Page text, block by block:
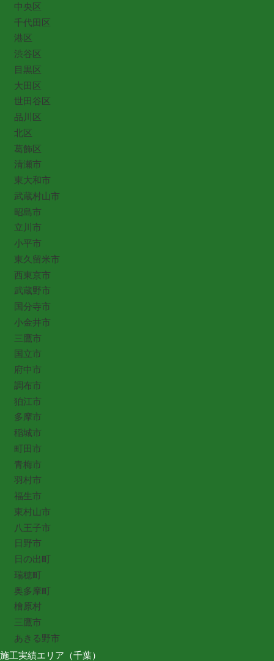
中央区
千代田区
港区
渋谷区
目黒区
大田区
世田谷区
品川区
北区
葛飾区
清瀬市
東大和市
武蔵村山市
昭島市
立川市
小平市
東久留米市
西東京市
武蔵野市
国分寺市
小金井市
三鷹市
国立市
府中市
調布市
狛江市
多摩市
稲城市
町田市
青梅市
羽村市
福生市
東村山市
八王子市
日野市
日の出町
瑞穂町
奥多摩町
檜原村
三鷹市
あきる野市
施工実績エリア（千葉）